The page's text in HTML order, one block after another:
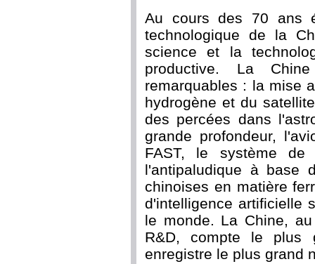
Au cours des 70 ans
technologique de la
science et la
productive. La
remarquables : la mise
hydrogène et du
des percées dans
grande profondeur,
FAST, le système de
l'antipaludique à base
chinoises en matière
d'intelligence artificielle
le monde. La Chine,
R&D, compte le plus
enregistre le plus grand